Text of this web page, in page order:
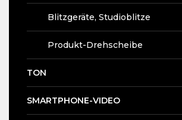
Blitzgeräte, Studioblitze
Produkt-Drehscheibe
TON
SMARTPHONE-VIDEO